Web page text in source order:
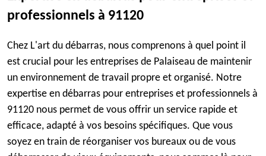
professionnels à 91120
Chez L'art du débarras, nous comprenons à quel point il
est crucial pour les entreprises de Palaiseau de maintenir
un environnement de travail propre et organisé. Notre
expertise en débarras pour entreprises et professionnels à
91120 nous permet de vous offrir un service rapide et
efficace, adapté à vos besoins spécifiques. Que vous
soyez en train de réorganiser vos bureaux ou de vous